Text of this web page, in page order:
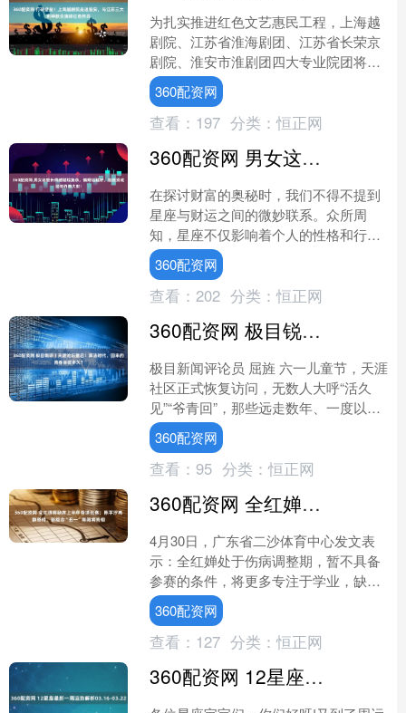
为扎实推进红色文艺惠民工程，上海越
剧院、江苏省淮海剧团、江苏省长荣京
剧院、淮安市淮剧团四大专业院团将于8
月2日齐聚淮安人民大会堂，开展红色经
典剧目联合展演。展演....
360配资网
查看： 197 分类： 恒正网
360配资网 男女这里长得越错综复杂，偏财运越好，能投资或经商而得大财！
在探讨财富的奥秘时，我们不得不提到
星座与财运之间的微妙联系。众所周
知，星座不仅影响着个人的性格和行为
模式，还可能对一个人的财运产生深远
的影响。今天，让我们以一个....
360配资网
查看： 202 分类： 恒正网
360配资网 极目锐评丨天涯论坛重启！算法时代，回来的青春能留多久？
极目新闻评论员 屈旌 六一儿童节，天涯
社区正式恢复访问，无数人大呼“活久
见”“爷青回”，那些远走数年、一度以为
遗失的青春记忆，居然真的回来了！ 天
涯社区曾经的辉....
360配资网
查看： 95 分类： 恒正网
360配资网 全红婵将缺席上半年各项比赛；陈芋汐再换搭档，新组合“五一”期间将亮相
4月30日，广东省二沙体育中心发文表
示：全红婵处于伤病调整期，暂不具备
参赛的条件，将更多专注于学业，缺席
上半年各项比赛，广东省跳水队将以锻
炼年轻队员为此次参赛的....
360配资网
查看： 127 分类： 恒正网
360配资网 12星座最新一周运势解析03.16-03.22